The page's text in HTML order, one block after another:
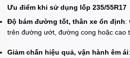
Ưu điểm khi sử dụng lốp 235/55R17
Độ bám đường tốt, thân xe ổn định:
trên đường ướt, đường cong hoặc cao
Giảm chấn hiệu quả, vận hành êm ái